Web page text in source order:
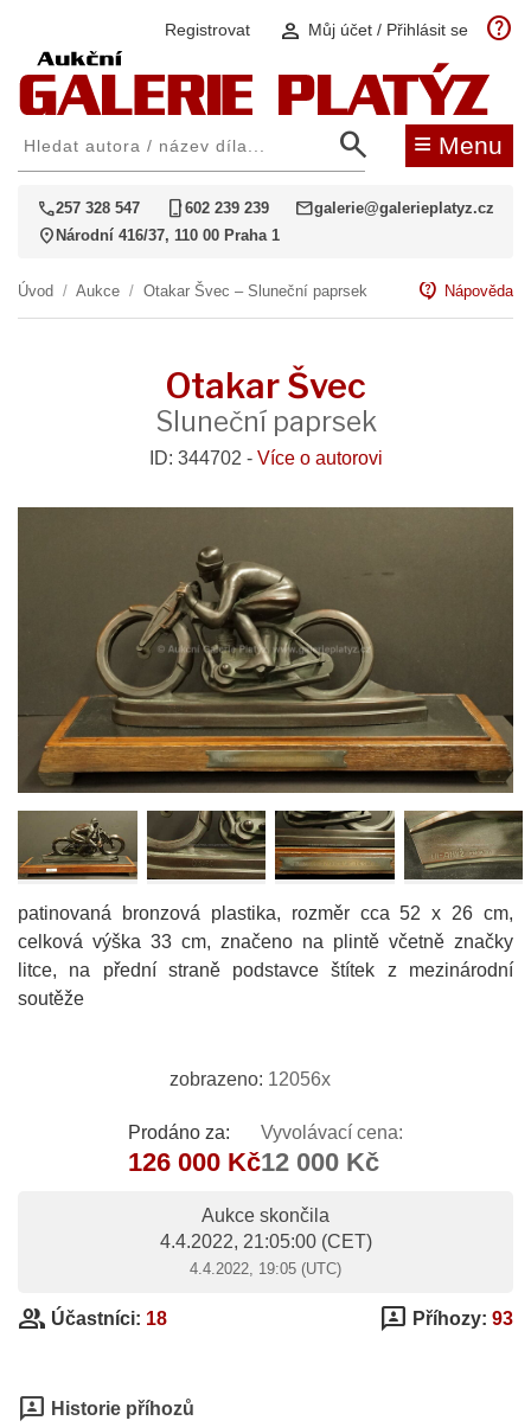
Registrovat person Můj účet / Přihlásit se help
search ≡ Menu
call257 328 547 phone_iphone602 239 239 mailgalerie@galerieplatyz.cz
location_on Národní 416/37, 110 00 Praha 1
Úvod / Aukce / Otakar Švec – Sluneční paprsek contact_support Nápověda
Otakar Švec
Sluneční paprsek
ID: 344702 - Více o autorovi
patinovaná bronzová plastika, rozměr cca 52 x 26 cm,
celková výška 33 cm, značeno na plintě včetně značky
litce, na přední straně podstavce štítek z mezinárodní
soutěže
zobrazeno: 12056x
Prodáno za:
126 000 Kč
Vyvolávací cena:
12 000 Kč
Aukce skončila
4.4.2022, 21:05:00(CET)
4.4.2022, 19:05 (UTC)
group Účastníci: 18 3p Příhozy: 93
3p Historie příhozů